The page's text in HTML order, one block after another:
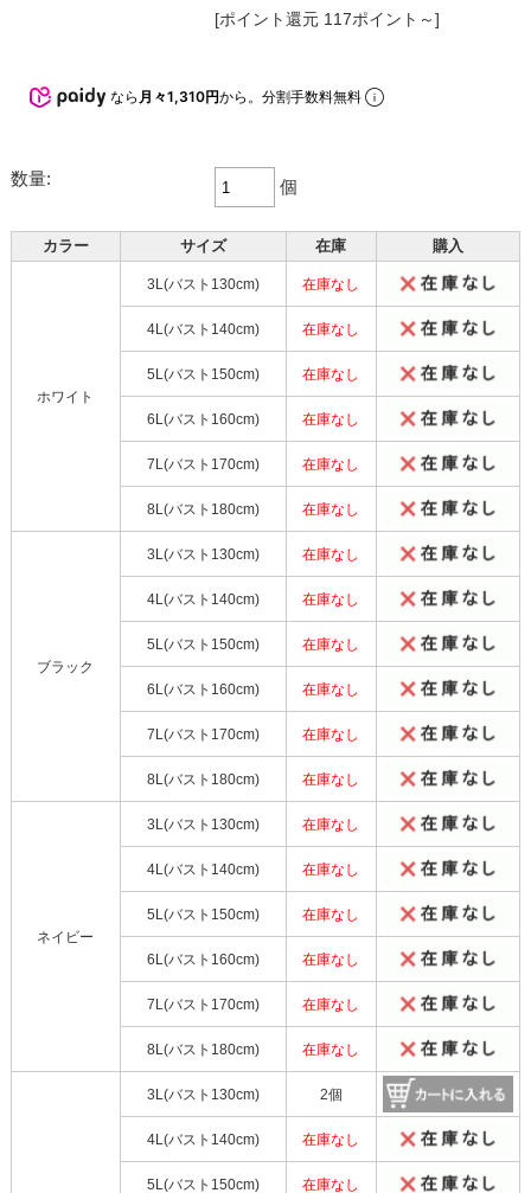
[ポイント還元 117ポイント～]
なら 月々1,310円から。分割手数料無料
数量: 個
カラー サイズ 在庫 購入
ホワイト
3L(バスト130cm) 在庫なし
4L(バスト140cm) 在庫なし
5L(バスト150cm) 在庫なし
6L(バスト160cm) 在庫なし
7L(バスト170cm) 在庫なし
8L(バスト180cm) 在庫なし
ブラック
3L(バスト130cm) 在庫なし
4L(バスト140cm) 在庫なし
5L(バスト150cm) 在庫なし
6L(バスト160cm) 在庫なし
7L(バスト170cm) 在庫なし
8L(バスト180cm) 在庫なし
ネイビー
3L(バスト130cm) 在庫なし
4L(バスト140cm) 在庫なし
5L(バスト150cm) 在庫なし
6L(バスト160cm) 在庫なし
7L(バスト170cm) 在庫なし
8L(バスト180cm) 在庫なし
3L(バスト130cm) 2個
4L(バスト140cm) 在庫なし
5L(バスト150cm) 在庫なし